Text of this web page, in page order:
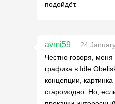
подойдёт.
avmi59
24
Честно говоря,
графика в Idle
концепции,
старомодно. Но,